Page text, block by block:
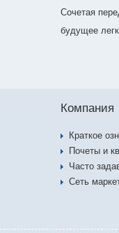
Сочетая
будущее
Компания
Краткое
Почеты и
Часто
Сеть